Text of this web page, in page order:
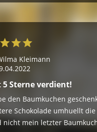
Kleimann
5 Sterne verdient!
den Baumkuchen
Schokolade umhuellt
nicht mein letzter